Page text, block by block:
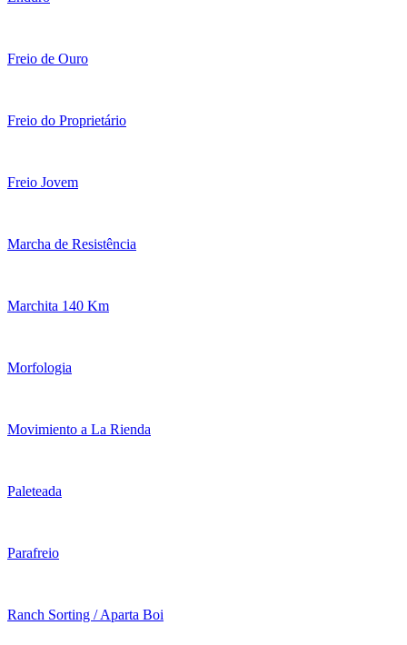
Freio de Ouro
Freio do Proprietário
Freio Jovem
Marcha de Resistência
Marchita 140 Km
Morfologia
Movimiento a La Rienda
Paleteada
Parafreio
Ranch Sorting / Aparta Boi